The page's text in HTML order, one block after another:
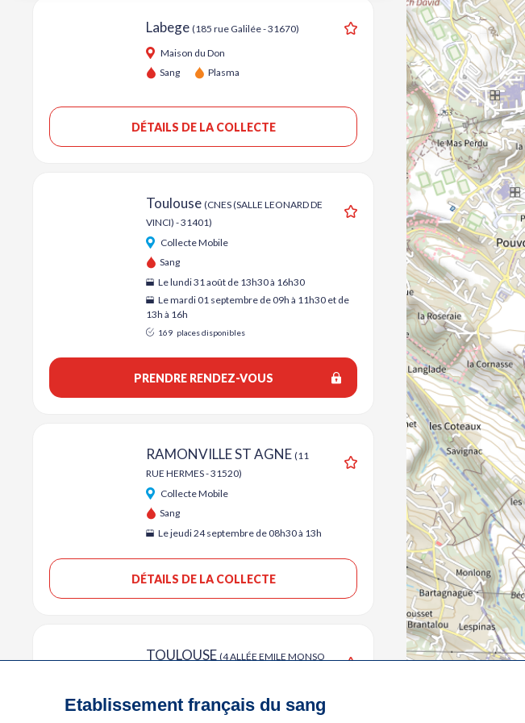
Labege (185 rue Galilée - 31670)
Ajouter aux favoris
Maison du Don
Sang
Plasma
DÉTAILS DE LA COLLECTE
Toulouse (CNES (SALLE LEONARD DE
VINCI) - 31401)
Ajouter aux favoris
Collecte Mobile
Sang
Le lundi 31 août de 13h30 à 16h30
Le mardi 01 septembre de 09h à 11h30 et de
13h à 16h
169 places disponibles
PRENDRE RENDEZ-VOUS
RAMONVILLE ST AGNE (11
RUE HERMES - 31520)
Ajouter aux favoris
Collecte Mobile
Sang
Le jeudi 24 septembre de 08h30 à 13h
DÉTAILS DE LA COLLECTE
TOULOUSE (4 ALLÉE EMILE MONSO
Sang
Etablissement français du sang